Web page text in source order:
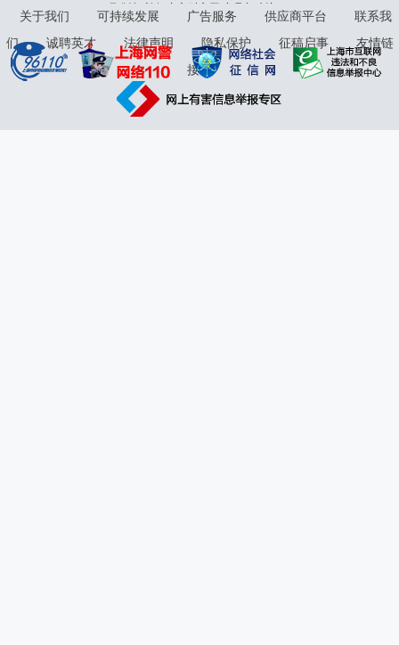
jubao@eastmoney.com
31010402000120号版权所有:东方财富网意见与建议:4000300059/952500
关于我们 可持续发展 广告服务 供应商平台
联系我
们
诚聘英才 法律声明 隐私保护 征稿启事
友情链
接